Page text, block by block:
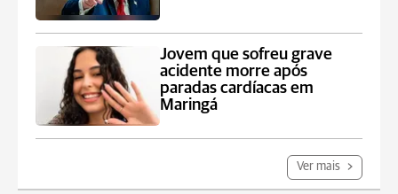
Jovem que sofreu grave
acidente morre após
paradas cardíacas em
Maringá
Ver mais